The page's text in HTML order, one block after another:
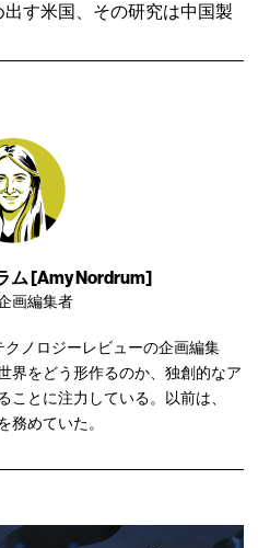
す米国、その研究は中国製
ム [Amy Nordrum]
画編集者
ノロジーレビューの企画編集
界をどう形作るのか、独創的なア
ことに注力している。以前は、
務めていた。